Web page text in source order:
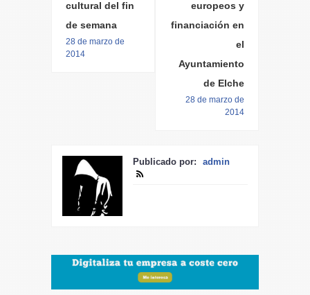
cultural del fin
de semana
28 de marzo de
2014
europeos y
financiación en
el
Ayuntamiento
de Elche
28 de marzo de
2014
Publicado por: admin